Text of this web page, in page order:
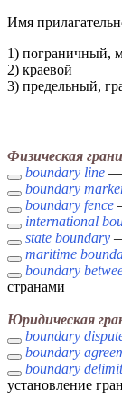
Имя
1) пограничный,
2) краевой
3) предельный,
Физическая
boundary line —
boundary
boundary fence
international
state boundary
maritime
boundary
странами
Юридическая
boundary
boundary
boundary
установление